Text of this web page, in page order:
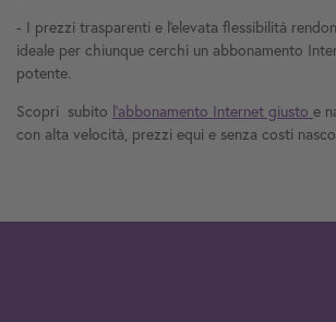
- I prezzi trasparenti e l'elevata flessibilità
ideale per chiunque cerchi un abbonamento
potente.
Scopri subito l'abbonamento Internet giusto e
con alta velocità, prezzi equi e senza costi